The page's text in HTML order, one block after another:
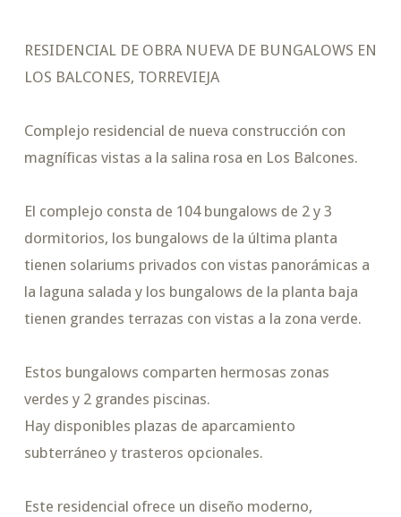
RESIDENCIAL DE OBRA NUEVA DE BUNGALOWS EN
LOS BALCONES, TORREVIEJA
Complejo residencial de nueva construcción con
magníficas vistas a la salina rosa en Los Balcones.
El complejo consta de 104 bungalows de 2 y 3
dormitorios, los bungalows de la última planta
tienen solariums privados con vistas panorámicas a
la laguna salada y los bungalows de la planta baja
tienen grandes terrazas con vistas a la zona verde.
Estos bungalows comparten hermosas zonas
verdes y 2 grandes piscinas.
Hay disponibles plazas de aparcamiento
subterráneo y trasteros opcionales.
Este residencial ofrece un diseño moderno,